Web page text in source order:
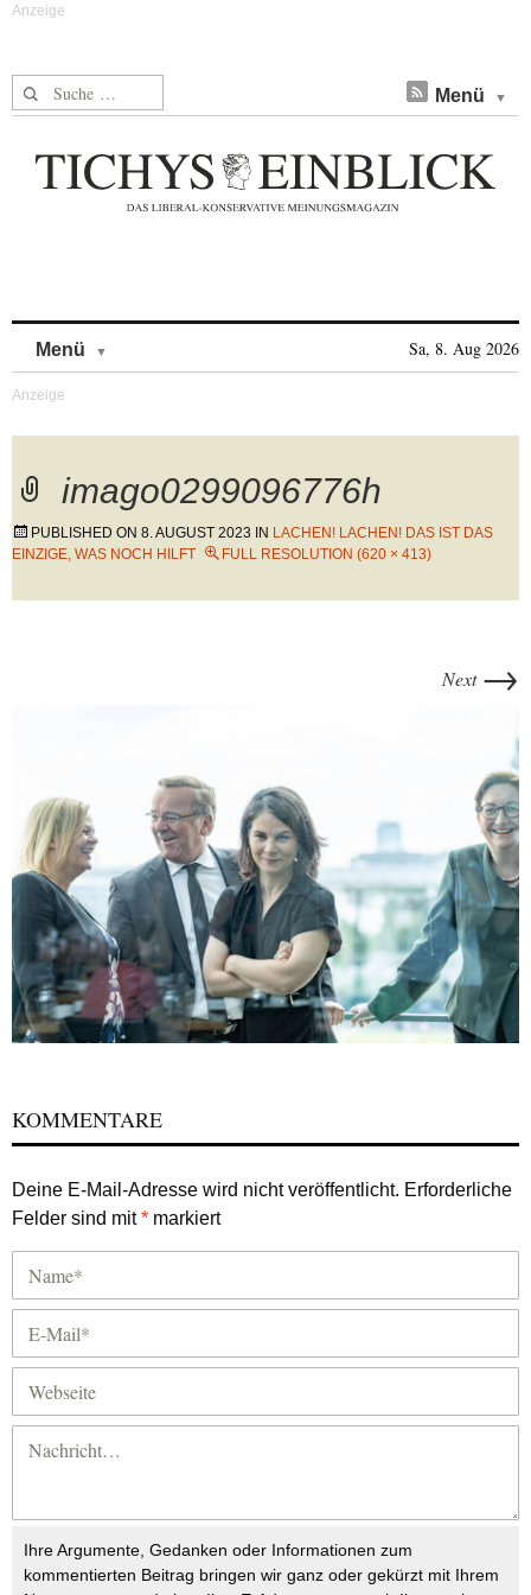
Suche nach: Menü
Menü Sa, 8. Aug 2026
imago0299096776h
PUBLISHED ON 8. AUGUST 2023 IN LACHEN! LACHEN! DAS IST DAS
EINZIGE, WAS NOCH HILFT
FULL RESOLUTION (620 × 413)
Next →
KOMMENTARE
Deine E-Mail-Adresse wird nicht veröffentlicht. Erforderliche
Felder sind mit* markiert
Ihre Argumente, Gedanken oder Informationen zum
kommentierten Beitrag bringen wir ganz oder gekürzt mit Ihrem